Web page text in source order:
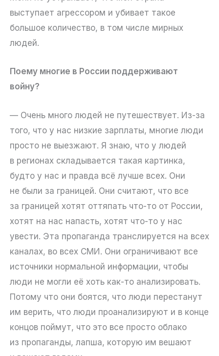
выступает агрессором и убивает такое
большое количество, в том числе мирных
людей.
Поему многие в России поддерживают
войну?
— Очень много людей не путешествует. Из-за
того, что у нас низкие зарплаты, многие люди
просто не выезжают. Я знаю, что у людей
в регионах складывается такая картинка,
будто у нас и правда всё лучше всех. Они
не были за границей. Они считают, что все
за границей хотят оттяпать что-то от России,
хотят на нас напасть, хотят что-то у нас
увести. Эта пропаганда транслируется на всех
каналах, во всех СМИ. Они ограничивают все
источники нормальной информации, чтобы
люди не могли её хоть как-то анализировать.
Потому что они боятся, что люди перестанут
им верить, что люди проанализируют и в конце
концов поймут, что это все просто облако
из пропаганды, лапша, которую им вешают